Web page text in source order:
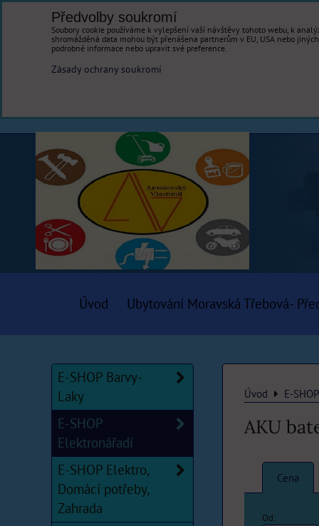
Úvod Ubytování Moravská Třebová-
Úvod E-
AKU
Cena
Od:
E-SHOP Barvy-
Laky
E-SHOP
Elektronářadí
E-SHOP Elektro,
Domácí potřeby,
Zahrada
Předvolby soukromí
Soubory cookie používáme k vylepšení vaší návštěvy tohoto webu, k
shromážděná data mohou být přenášena partnerům v EU, USA nebo
podrobné informace nebo upravit své preference.
Zásady ochrany soukromí